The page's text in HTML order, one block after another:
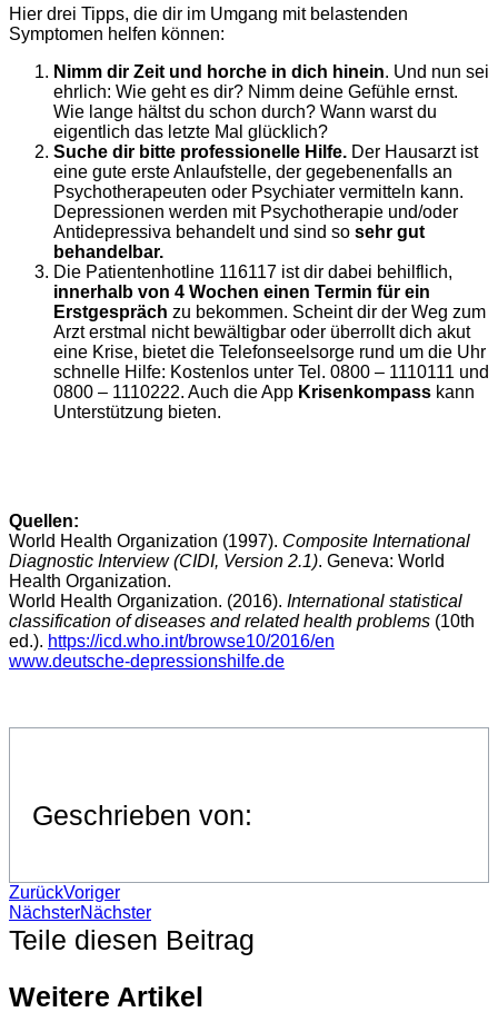
Hier drei Tipps, die dir im Umgang mit belastenden
Symptomen helfen können:
Nimm dir Zeit und horche in dich hinein. Und nun sei
ehrlich: Wie geht es dir? Nimm deine Gefühle ernst.
Wie lange hältst du schon durch? Wann warst du
eigentlich das letzte Mal glücklich?
Suche dir bitte professionelle Hilfe. Der Hausarzt ist
eine gute erste Anlaufstelle, der gegebenenfalls an
Psychotherapeuten oder Psychiater vermitteln kann.
Depressionen werden mit Psychotherapie und/oder
Antidepressiva behandelt und sind so sehr gut
behandelbar.
Die Patientenhotline 116117 ist dir dabei behilflich,
innerhalb von 4 Wochen einen Termin für ein
Erstgespräch zu bekommen. Scheint dir der Weg zum
Arzt erstmal nicht bewältigbar oder überrollt dich akut
eine Krise, bietet die Telefonseelsorge rund um die Uhr
schnelle Hilfe: Kostenlos unter Tel. 0800 – 1110111 und
0800 – 1110222. Auch die App Krisenkompass kann
Unterstützung bieten.
Quellen:
World Health Organization (1997). Composite International
Diagnostic Interview (CIDI, Version 2.1). Geneva: World
Health Organization.
World Health Organization. (2016). International statistical
classification of diseases and related health problems (10th
ed.). https://icd.who.int/browse10/2016/en
www.deutsche-depressionshilfe.de
Geschrieben von:
ZurückVoriger
NächsterNächster
Teile diesen Beitrag
Weitere Artikel